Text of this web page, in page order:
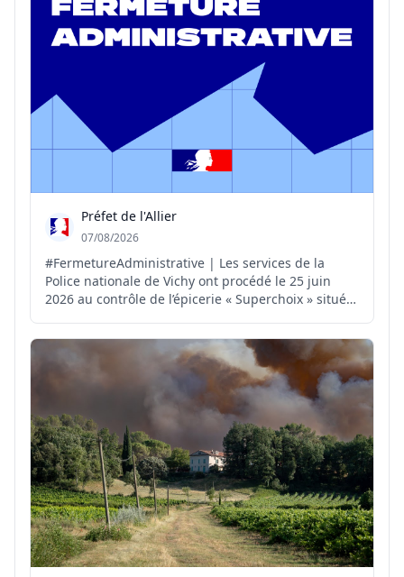
Préfet de l'Allier
07/08/2026
#FermetureAdministrative | Les services de la
Police nationale de Vichy ont procédé le 25 juin
2026 au contrôle de l’épicerie « Superchoix » située
les policiers ont constaté: ▪️ des cigarettes de type «
puffs » interdites à la vente ; ▪️ du ta...